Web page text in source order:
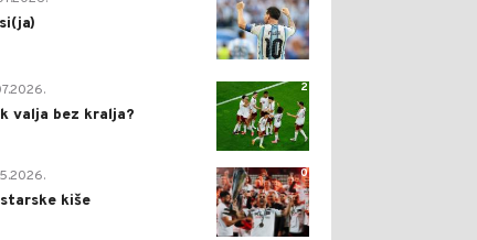
2
valja bez kralja?
0
kiše